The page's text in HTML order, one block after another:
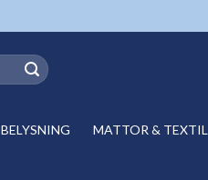
BELYSNING MATTOR & TEXTIL